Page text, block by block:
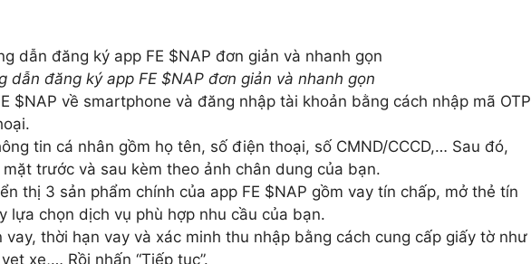
dẫn đăng ký app FE $NAP đơn giản và nhanh gọn
$NAP về smartphone và đăng nhập tài khoản bằng cách nhập mã OTP
tin cá nhân gồm họ tên, số điện thoại, số CMND/CCCD,… Sau đó,
mặt trước và sau kèm theo ảnh chân dung của bạn.
thị 3 sản phẩm chính của app FE $NAP gồm vay tín chấp, mở thẻ tín
lựa chọn dịch vụ phù hợp nhu cầu của bạn.
vay, thời hạn vay và xác minh thu nhập bằng cách cung cấp giấy tờ như
xe,… Rồi nhấn “Tiếp tục”.